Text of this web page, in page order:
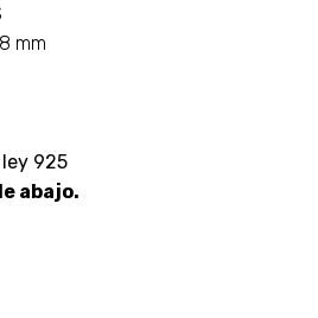
mm
925
abajo.